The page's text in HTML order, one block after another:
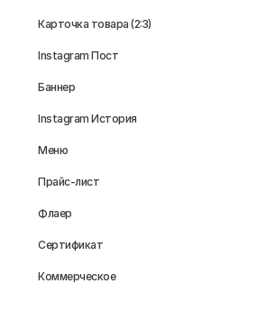
Карточка товара (2:3)
Instagram Пост
Баннер
Instagram История
Меню
Прайс-лист
Флаер
Сертификат
Коммерческое